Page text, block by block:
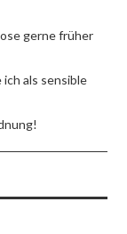
gerne früher
ich als sensible